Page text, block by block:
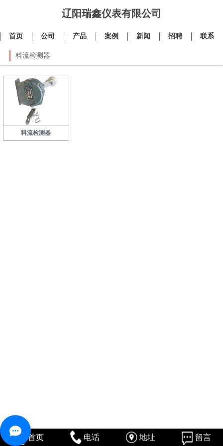
辽阳瑞鑫仪表有限公司
首页 公司 产品 案例 新闻 招聘 联系
料流检测器
料流检测器
首页 电话 地址 留言